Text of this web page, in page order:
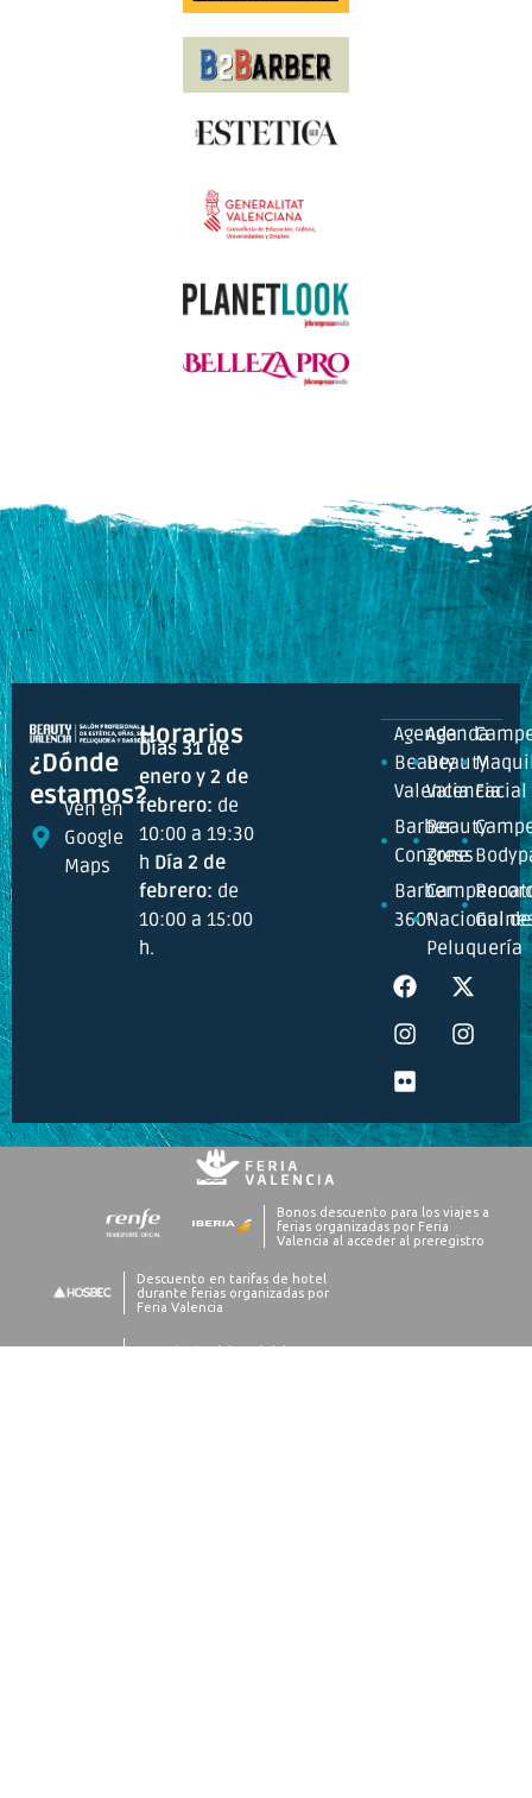
¿Dónde
estamos?
Ven en
Google
Maps
Horarios
Días 31 de
enero y 2 de
febrero: de
10:00 a 19:30
h Día 2 de
febrero: de
10:00 a 15:00
h.
Agenda
Beauty
Valencia
Barber
Congress
Barber
360º
Agenda
Beauty
Valencia
Beauty
Zone
Nacional de
Peluquería
Facial